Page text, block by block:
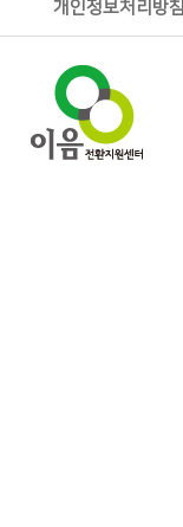
개인정보처리방침